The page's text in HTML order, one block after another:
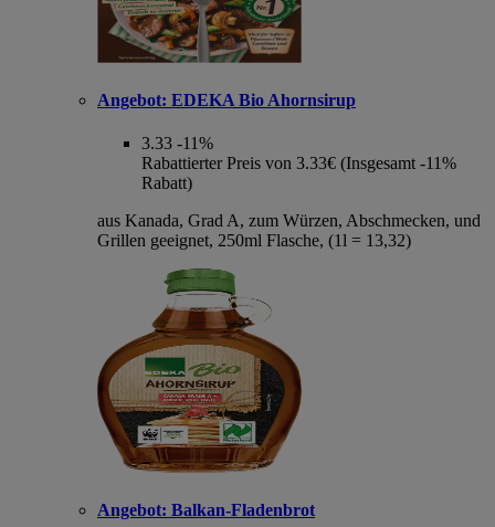
Angebot: EDEKA Bio Ahornsirup
3.33 -11%
Rabattierter Preis von 3.33€ (Insgesamt -11%
Rabatt)
aus Kanada, Grad A, zum Würzen, Abschmecken, und
Grillen geeignet, 250ml Flasche, (1l = 13,32)
Angebot: Balkan-Fladenbrot